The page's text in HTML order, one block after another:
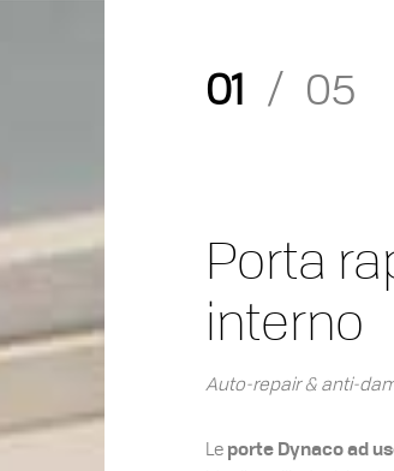
01 / 05
Porta
interno
Auto-repair & anti-
Le porte Dynaco ad